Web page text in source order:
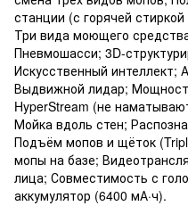
станции (с горячей
Три вида моющего
Пневмошасси; 3D-
Искусственный интеллект;
Выдвижной лидар;
HyperStream (не
Мойка вдоль стен;
Подъём мопов и щёток
мопы на базе;
лица; Совместимость с
аккумулятор (6400 мА·ч).